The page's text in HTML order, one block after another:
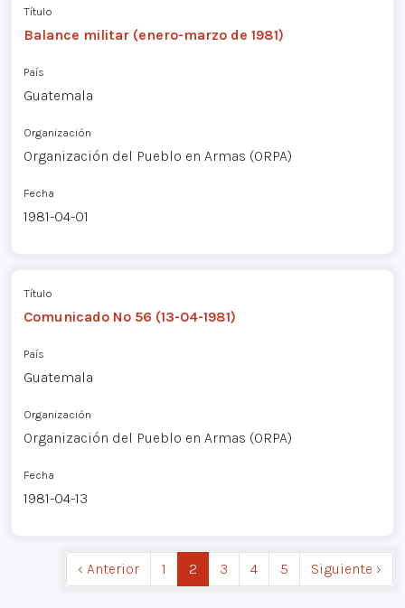
Título
Balance militar (enero-marzo de 1981)
País
Guatemala
Organización
Organización del Pueblo en Armas (ORPA)
Fecha
1981-04-01
Título
Comunicado Nº 56 (13-04-1981)
País
Guatemala
Organización
Organización del Pueblo en Armas (ORPA)
Fecha
1981-04-13
‹ Anterior 1 2 3 4 5 Siguiente ›